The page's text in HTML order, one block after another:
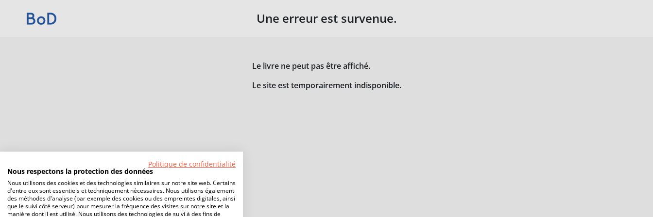
Une erreur est survenue.
Le livre ne peut pas être affiché.
Le site est temporairement indisponible.
Politique de confidentialité
Nous respectons la protection des données
Nous utilisons des cookies et des technologies similaires sur notre site web. Certains
d'entre eux sont essentiels et techniquement nécessaires. Nous utilisons également
des méthodes d'analyse (par exemple des cookies ou des empreintes digitales, ainsi
que le suivi côté serveur) pour mesurer la fréquence des visites sur notre site et la
manière dont il est utilisé. Nous utilisons des technologies de suivi à des fins de